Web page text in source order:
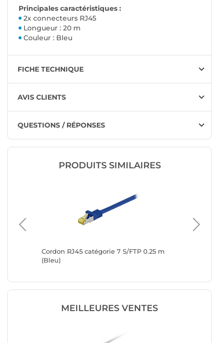
Principales caractéristiques :
2x connecteurs RJ45
Longueur : 20 m
Couleur : Bleu
FICHE TECHNIQUE
AVIS CLIENTS
QUESTIONS / RÉPONSES
PRODUITS SIMILAIRES
Cordon RJ45 catégorie 7 S/FTP 0.25 m
(Bleu)
MEILLEURES VENTES